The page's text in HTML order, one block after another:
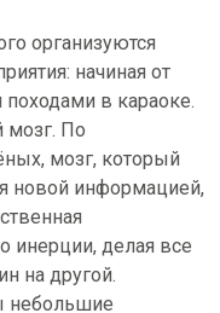
организуются
начиная от
в караоке.
мозг. По
мозг, который
новой информацией,
инерции, делая все
на другой.
небольшие